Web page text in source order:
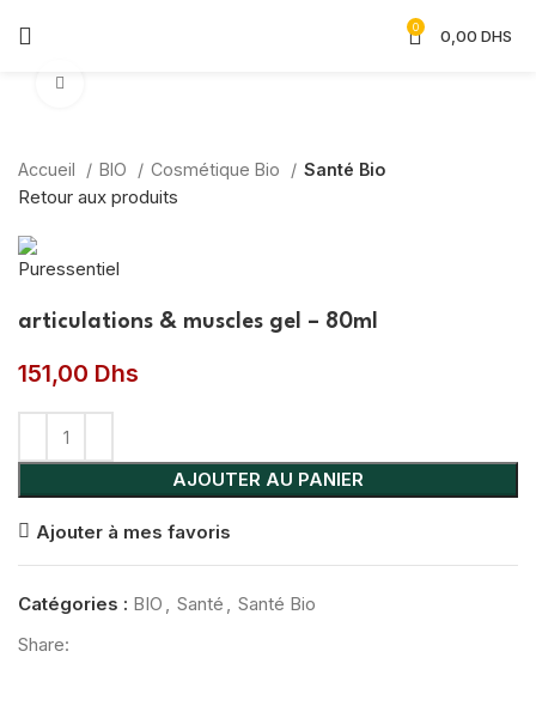
0 0,00 DHS
Accueil BIO Cosmétique Bio Santé Bio
Retour aux produits
articulations & muscles gel – 80ml
151,00 Dhs
AJOUTER AU PANIER
Ajouter à mes favoris
Catégories : BIO , Santé , Santé Bio
Share: